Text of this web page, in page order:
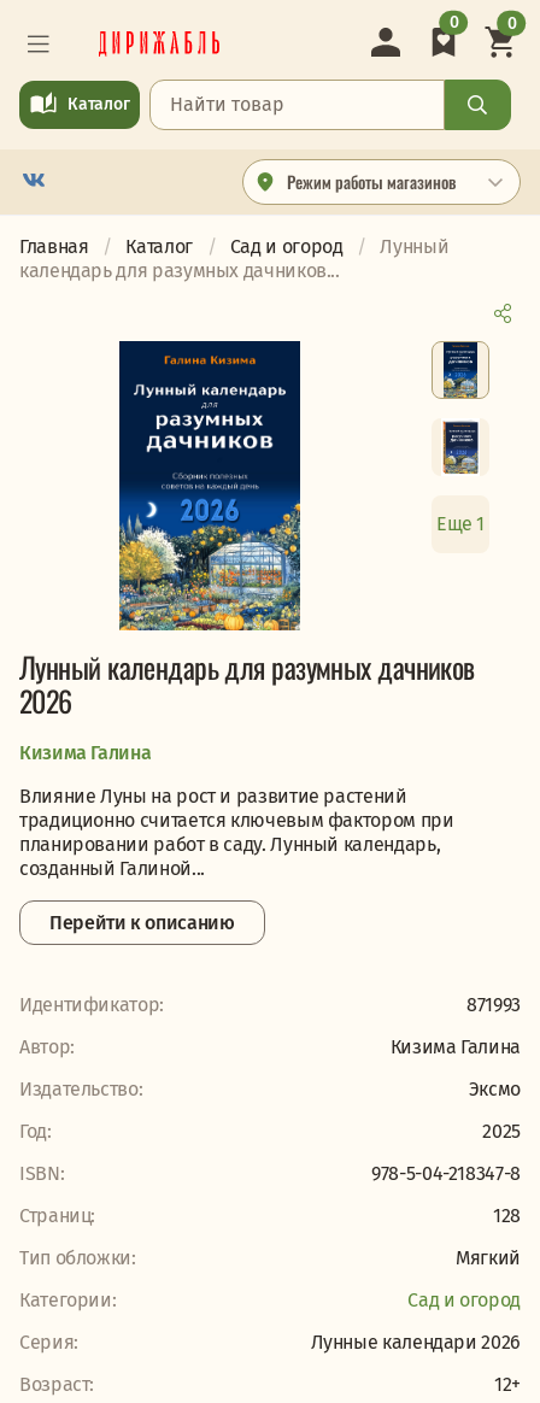
Режим работы магазинов
Каталог
0 0
Главная Каталог Сад и огород
Лунный
календарь для разумных дачников...
Еще 1
Лунный календарь для разумных дачников
2026
Кизима Галина
Влияние Луны на рост и развитие растений
традиционно считается ключевым фактором при
планировании работ в саду. Лунный календарь,
созданный Галиной...
Перейти к описанию
Идентификатор:
871993
Автор:
Кизима Галина
Издательство:
Эксмо
Год:
2025
ISBN:
978-5-04-218347-8
Страниц:
128
Тип обложки:
Мягкий
Категории:
Сад и огород
Серия:
Лунные календари 2026
Возраст:
12+